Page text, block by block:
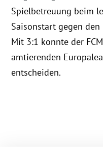
Spielbetreuung beim
Saisonstart gegen
Mit 3:1 konnte der
amtierenden
entscheiden.